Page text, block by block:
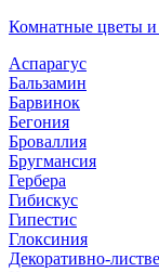
Комнатные цветы и
Аспарагус
Бальзамин
Барвинок
Бегония
Броваллия
Бругмансия
Гербера
Гибискус
Гипестис
Глоксиния
Декоративно-